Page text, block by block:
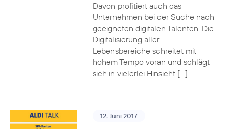
Davon profitiert auch das
Unternehmen bei der Suche nach
geeigneten digitalen Talenten. Die
Digitalisierung aller
Lebensbereiche schreitet mit
hohem Tempo voran und schlägt
sich in vielerlei Hinsicht […]
12. Juni 2017